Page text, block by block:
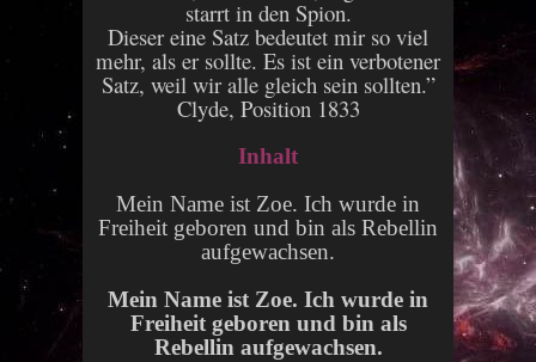
starrt in den Spion.
Dieser eine Satz bedeutet mir so viel
mehr, als er sollte. Es ist ein verbotener
Satz, weil wir alle gleich sein sollten.”
Clyde, Position 1833
Inhalt
Mein Name ist Zoe. Ich wurde in
Freiheit geboren und bin als Rebellin
aufgewachsen.
Mein Name ist Zoe. Ich wurde in
Freiheit geboren und bin als
Rebellin aufgewachsen.